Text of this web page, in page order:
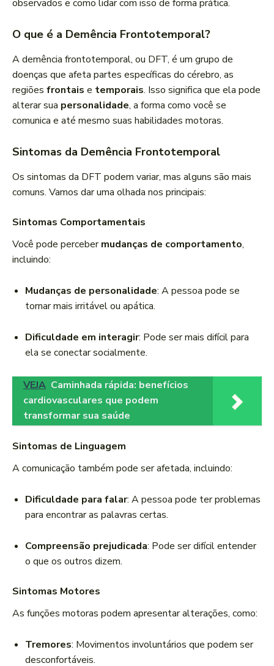
observados e como lidar com isso de forma prática.
O que é a Demência Frontotemporal?
A demência frontotemporal, ou DFT, é um grupo de
doenças que afeta partes específicas do cérebro, as
regiões frontais e temporais. Isso significa que ela pode
alterar sua personalidade, a forma como você se
comunica e até mesmo suas habilidades motoras.
Sintomas da Demência Frontotemporal
Os sintomas da DFT podem variar, mas alguns são mais
comuns. Vamos dar uma olhada nos principais:
Sintomas Comportamentais
Você pode percebermudanças de comportamento,
incluindo:
Mudanças de personalidade: A pessoa pode se
tornar mais irritável ou apática.
Dificuldade em interagir: Pode ser mais difícil para
ela se conectar socialmente.
VEJA Caminhada rápida: benefícios
cardiovasculares que podem
transformar sua saúde
Sintomas de Linguagem
A comunicação também pode ser afetada, incluindo:
Dificuldade para falar: A pessoa pode ter problemas
para encontrar as palavras certas.
Compreensão prejudicada: Pode ser difícil entender
o que os outros dizem.
Sintomas Motores
As funções motoras podem apresentar alterações, como:
Tremores: Movimentos involuntários que podem ser
desconfortáveis.